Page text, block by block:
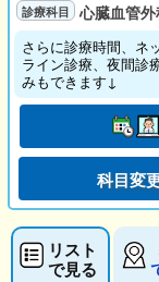
心臓血管
さらに診療時間、ネ
ライン診療、夜間診
みもできます↓
科目変
リスト
で見る